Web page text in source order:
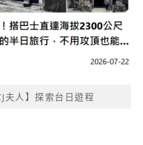
夫人】探索台日遊程